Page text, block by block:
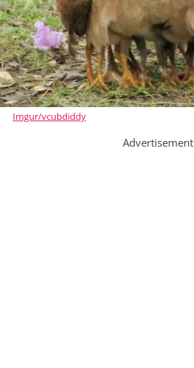
Imgur/vcubdiddy
Advertisement